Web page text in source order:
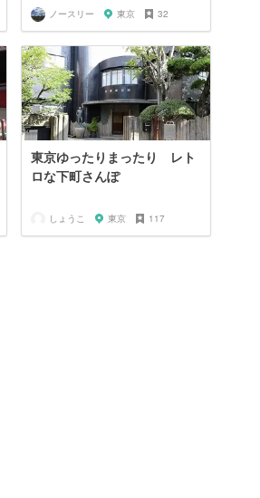
ノースリー 東京 32
東京ゆったりまったり レト
ロな下町さんぽ
しょうこ 東京 117